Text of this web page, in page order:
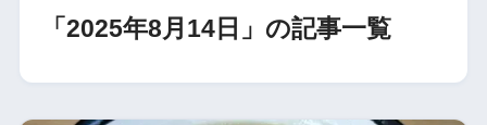
「2025年8月14日」の記事一覧